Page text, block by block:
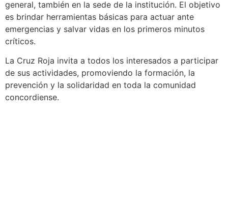
general, también en la sede de la institución. El objetivo
es brindar herramientas básicas para actuar ante
emergencias y salvar vidas en los primeros minutos
críticos.
La Cruz Roja invita a todos los interesados a participar
de sus actividades, promoviendo la formación, la
prevención y la solidaridad en toda la comunidad
concordiense.